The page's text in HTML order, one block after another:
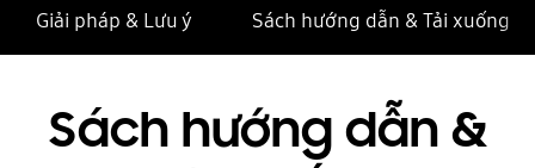
Giải pháp & Lưu ý Sách hướng dẫn & Tải xuống
Sách hướng dẫn &